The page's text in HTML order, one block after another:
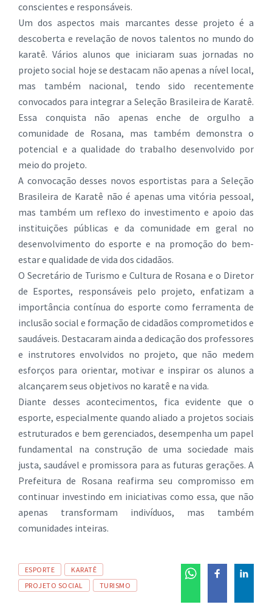
conscientes e responsáveis.
Um dos aspectos mais marcantes desse projeto é a
descoberta e revelação de novos talentos no mundo do
karatê. Vários alunos que iniciaram suas jornadas no
projeto social hoje se destacam não apenas a nível local,
mas também nacional, tendo sido recentemente
convocados para integrar a Seleção Brasileira de Karatê.
Essa conquista não apenas enche de orgulho a
comunidade de Rosana, mas também demonstra o
potencial e a qualidade do trabalho desenvolvido por
meio do projeto.
A convocação desses novos esportistas para a Seleção
Brasileira de Karatê não é apenas uma vitória pessoal,
mas também um reflexo do investimento e apoio das
instituições públicas e da comunidade em geral no
desenvolvimento do esporte e na promoção do bem-
estar e qualidade de vida dos cidadãos.
O Secretário de Turismo e Cultura de Rosana e o Diretor
de Esportes, responsáveis pelo projeto, enfatizam a
importância contínua do esporte como ferramenta de
inclusão social e formação de cidadãos comprometidos e
saudáveis. Destacaram ainda a dedicação dos professores
e instrutores envolvidos no projeto, que não medem
esforços para orientar, motivar e inspirar os alunos a
alcançarem seus objetivos no karatê e na vida.
Diante desses acontecimentos, fica evidente que o
esporte, especialmente quando aliado a projetos sociais
estruturados e bem gerenciados, desempenha um papel
fundamental na construção de uma sociedade mais
justa, saudável e promissora para as futuras gerações. A
Prefeitura de Rosana reafirma seu compromisso em
continuar investindo em iniciativas como essa, que não
apenas transformam indivíduos, mas também
comunidades inteiras.
Tags
ESPORTE
KARATÊ
PROJETO SOCIAL
TURISMO